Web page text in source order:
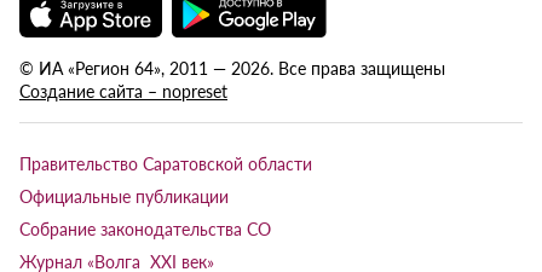
© ИА «Регион 64», 2011 — 2026. Все права защищены
Создание сайта – nopreset
Правительство Саратовской области
Официальные публикации
Собрание законодательства СО
Журнал «Волга XXI век»